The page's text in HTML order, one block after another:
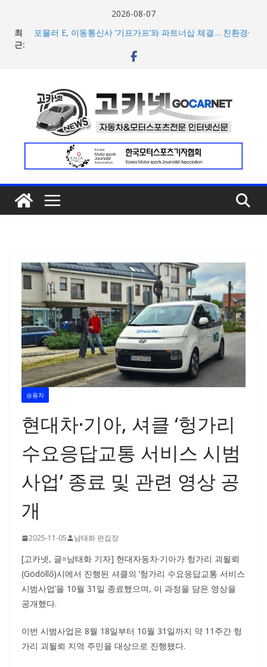
2026-08-07
최
근:
포뮬러 E, 이동통신사 ‘기프가프’와 파트너십 체결… 친환경·
람보르기니, 이탈리아 우주비행사 네스폴리와 ‘미우라 SV’
공개… 본격 계약 개시
아우디, 405일 만에 완성한 초고성능 슈퍼카 ‘누볼라리’ 제
작 비하인드 영상 공개
[신차] 가주 레이싱, 주행 성능 강화한 ‘GR86’ 부분변경 모델
공개… 일본서 28일 계약 개시
승용차
현대차·기아, 셔클 ‘헝가리
수요응답교통 서비스 시범
사업’ 종료 및 관련 영상 공
개
2025-11-05 남태화 편집장
[고카넷, 글=남태화 기자] 현대자동차·기아가 헝가리 괴될뢰
(Gödöllő)시에서 진행된 셔클의 ‘헝가리 수요응답교통 서비스
시범사업’을 10월 31일 종료했으며, 이 과정을 담은 영상을
공개했다.
이번 시범사업은 8월 18일부터 10월 31일까지 약 11주간 헝
가리 괴될뢰 지역 주민을 대상으로 진행됐다.